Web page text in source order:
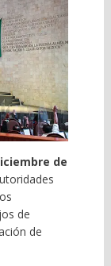
de
de
de